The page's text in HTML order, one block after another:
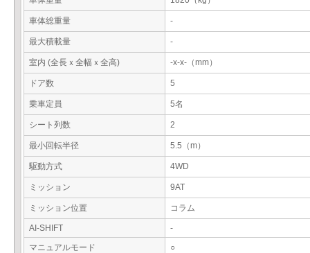
車体総重量 -
最大積載量 -
室内 (全長ｘ全幅ｘ全高) -x-x-（mm）
ドア数 5
乗車定員 5名
シート列数 2
最小回転半径 5.5（m）
駆動方式 4WD
ミッション 9AT
ミッション位置 コラム
AI-SHIFT
-
マニュアルモード
○